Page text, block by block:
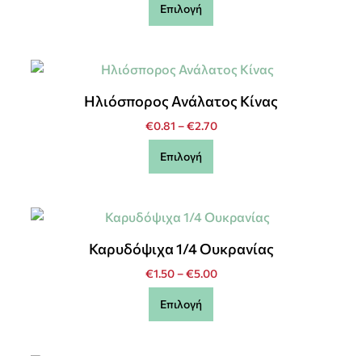
Επιλογή
Ηλιόσπορος Ανάλατος Κίνας
€0.81 – €2.70
Επιλογή
Καρυδόψιχα 1/4 Ουκρανίας
€1.50 – €5.00
Επιλογή